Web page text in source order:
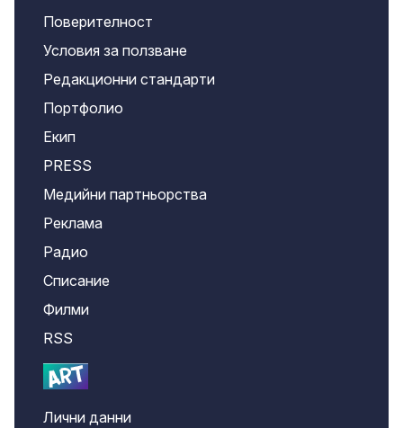
Поверителност
Условия за ползване
Редакционни стандарти
Портфолио
Екип
PRESS
Медийни партньорства
Реклама
Радио
Списание
Филми
RSS
Лични данни